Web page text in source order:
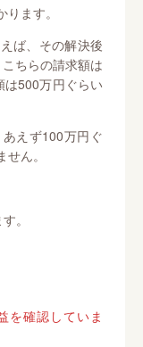
ます。
ば、その解決後
ちらの請求額は
500万円ぐらい
えず100万円ぐ
ん。
。
確認していま